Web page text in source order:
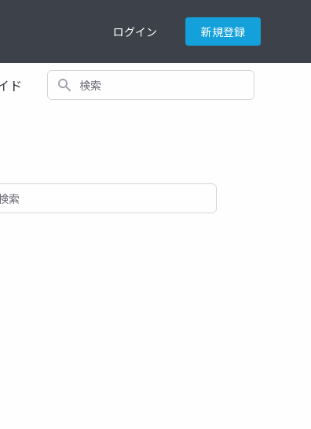
ログイン 新規登録
ド 検索